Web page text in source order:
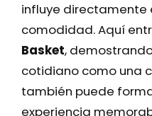
influye directamente
comodidad. Aquí
Basket,
cotidiano como una
también puede
experiencia